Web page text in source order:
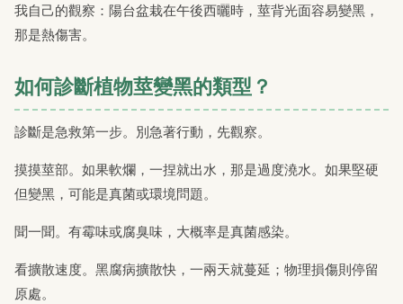
我自己的觀察：陽台盆栽在午後西曬時，莖背光面容易變黑，
那是熱傷害。
如何診斷植物莖變黑的類型？
診斷是急救第一步。別急著行動，先觀察。
摸摸莖部。如果軟爛，一捏就出水，那是過度澆水。如果堅硬
但變黑，可能是真菌或環境問題。
聞一聞。有霉味或腐臭味，大概率是真菌感染。
看擴散速度。黑腐病擴散快，一兩天就蔓延；物理損傷則停留
原處。